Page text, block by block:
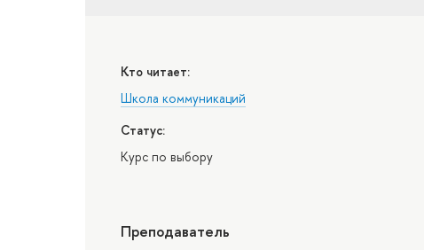
Кто читает:
Школа коммуникаций
Статус:
Курс по выбору
Преподаватель